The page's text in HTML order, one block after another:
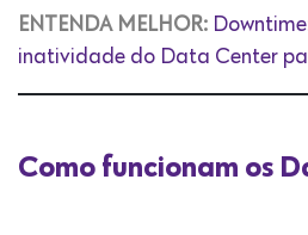
ENTENDA MELHOR:
inatividade do Data Center
Como funcionam os